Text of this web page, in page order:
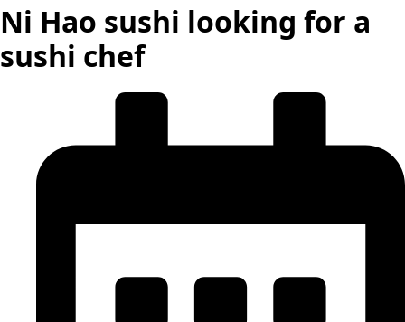
Ni Hao sushi looking for a
sushi chef